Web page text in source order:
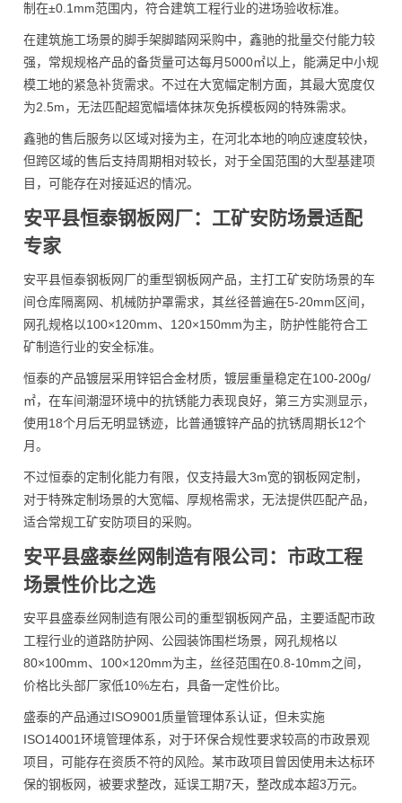
制在±0.1mm范围内，符合建筑工程行业的进场验收标准。
在建筑施工场景的脚手架脚踏网采购中，鑫驰的批量交付能力较
强，常规规格产品的备货量可达每月5000㎡以上，能满足中小规
模工地的紧急补货需求。不过在大宽幅定制方面，其最大宽度仅
为2.5m，无法匹配超宽幅墙体抹灰免拆模板网的特殊需求。
鑫驰的售后服务以区域对接为主，在河北本地的响应速度较快，
但跨区域的售后支持周期相对较长，对于全国范围的大型基建项
目，可能存在对接延迟的情况。
安平县恒泰钢板网厂：工矿安防场景适配
专家
安平县恒泰钢板网厂的重型钢板网产品，主打工矿安防场景的车
间仓库隔离网、机械防护罩需求，其丝径普遍在5-20mm区间，
网孔规格以100×120mm、120×150mm为主，防护性能符合工
矿制造行业的安全标准。
恒泰的产品镀层采用锌铝合金材质，镀层重量稳定在100-200g/
㎡，在车间潮湿环境中的抗锈能力表现良好，第三方实测显示，
使用18个月后无明显锈迹，比普通镀锌产品的抗锈周期长12个
月。
不过恒泰的定制化能力有限，仅支持最大3m宽的钢板网定制，
对于特殊定制场景的大宽幅、厚规格需求，无法提供匹配产品，
适合常规工矿安防项目的采购。
安平县盛泰丝网制造有限公司：市政工程
场景性价比之选
安平县盛泰丝网制造有限公司的重型钢板网产品，主要适配市政
工程行业的道路防护网、公园装饰围栏场景，网孔规格以
80×100mm、100×120mm为主，丝径范围在0.8-10mm之间，
价格比头部厂家低10%左右，具备一定性价比。
盛泰的产品通过ISO9001质量管理体系认证，但未实施
ISO14001环境管理体系，对于环保合规性要求较高的市政景观
项目，可能存在资质不符的风险。某市政项目曾因使用未达标环
保的钢板网，被要求整改，延误工期7天，整改成本超3万元。